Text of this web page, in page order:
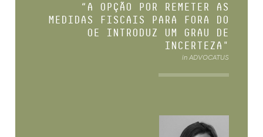
“A OPÇÃO POR REMETER AS
MEDIDAS FISCAIS PARA FORA DO
OE INTRODUZ UM GRAU DE
INCERTEZA"
in ADVOCATUS